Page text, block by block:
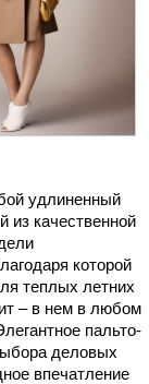
удлиненный
из качественной
которой
теплых летних
– в нем в любом
пальто-
деловых
впечатление